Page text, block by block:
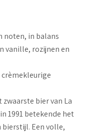
noten, in balans
vanille, rozijnen en
bier van La
1991 betekende het
bierstijl. Een volle,